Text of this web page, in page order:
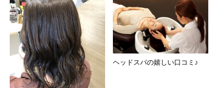
ヘッドスパの嬉しい口コミ♪